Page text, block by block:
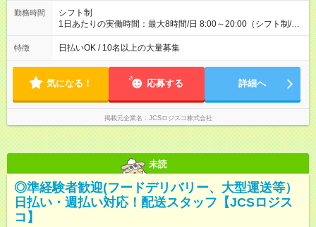
勤務時間
シフト制
1日あたりの実働時間：最大8時間/日 8:00～20:00（シフト制/実
働8時間） ※週5日勤務（場所次第では週4も有り） ※配達状況に
よって時間外での勤務可能性有り ※案件により多少の前後あり
特徴 日払いOK / 10名以上の大量募集
気になる！ 応募する 詳細へ
掲載元企業名 JCSロジスコ株式会社
未読
◎準経験者歓迎(フードデリバリー、大型運送等）
日払い・週払い対応！配送スタッフ【JCSロジス
コ】